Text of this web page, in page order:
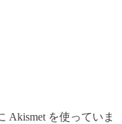
Akismet を使っていま